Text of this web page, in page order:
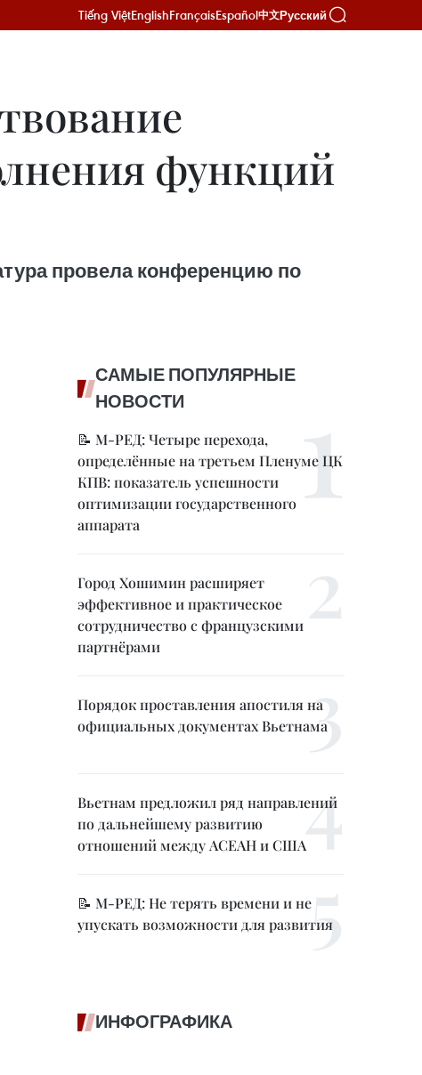
Tiếng ViệtEnglishFrançaisEspañol中文Русский
функций
провела конференцию по
САМЫЕ ПОПУЛЯРНЫЕ
НОВОСТИ
📝 М-РЕД: Четыре перехода,
определённые на третьем Пленуме ЦК
КПВ: показатель успешности
оптимизации государственного
аппарата
Город Хошимин расширяет
эффективное и практическое
сотрудничество с французскими
партнёрами
Порядок проставления апостиля на
официальных документах Вьетнама
Вьетнам предложил ряд направлений
по дальнейшему развитию
отношений между АСЕАН и США
📝 М-РЕД: Не терять времени и не
упускать возможности для развития
ИНФОГРАФИКА